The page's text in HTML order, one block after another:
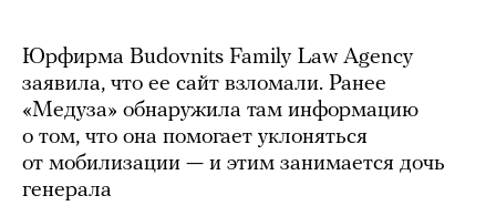
Юрфирма Budovnits Family Law Agency
заявила, что ее сайт взломали. Ранее
«Медуза» обнаружила там информацию
о том, что она помогает уклоняться
от мобилизации — и этим занимается дочь
генерала